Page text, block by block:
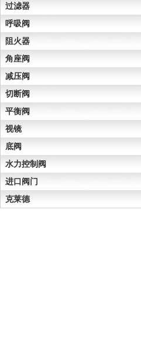
过滤器
呼吸阀
阻火器
角座阀
减压阀
切断阀
平衡阀
视镜
底阀
水力控制阀
进口阀门
克莱德